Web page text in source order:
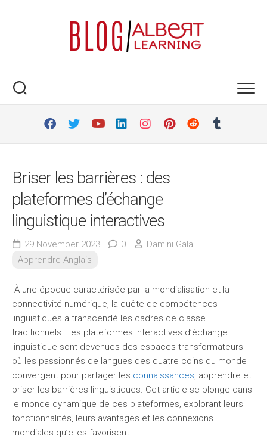
Briser les barrières : des
plateformes d’échange
linguistique interactives
29 November 2023 0
Damini Gala
Apprendre Anglais
À une époque caractérisée par la mondialisation et la
connectivité numérique, la quête de compétences
linguistiques a transcendé les cadres de classe
traditionnels. Les plateformes interactives d’échange
linguistique sont devenues des espaces transformateurs
où les passionnés de langues des quatre coins du monde
convergent pour partager les connaissances, apprendre et
briser les barrières linguistiques. Cet article se plonge dans
le monde dynamique de ces plateformes, explorant leurs
fonctionnalités, leurs avantages et les connexions
mondiales qu’elles favorisent.